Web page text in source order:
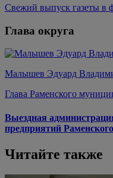
Свежий выпуск газеты в
Глава округа
Малышев Эдуард
Глава Раменского
Выездная
предприятий
Читайте также